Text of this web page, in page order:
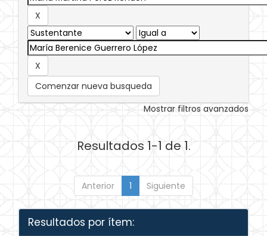
Comenzar nueva busqueda
Mostrar filtros avanzados
Resultados 1-1 de 1.
Anterior 1 Siguiente
Resultados por ítem: